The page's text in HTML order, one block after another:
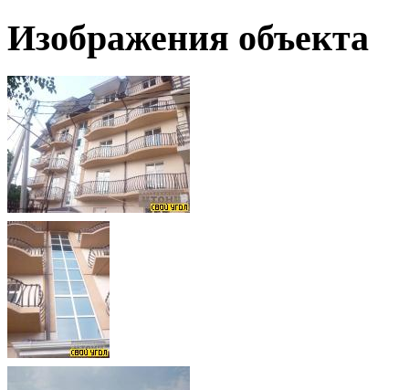
Изображения объекта